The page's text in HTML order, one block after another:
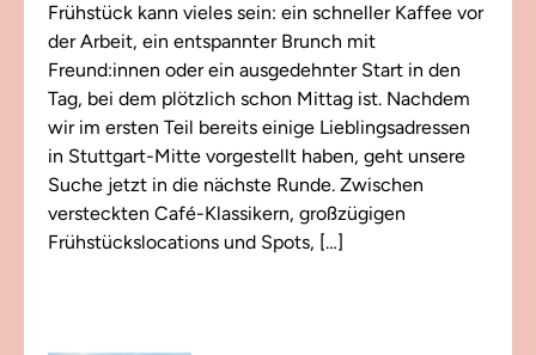
Frühstück kann vieles sein: ein schneller Kaffee vor
der Arbeit, ein entspannter Brunch mit
Freund:innen oder ein ausgedehnter Start in den
Tag, bei dem plötzlich schon Mittag ist. Nachdem
wir im ersten Teil bereits einige Lieblingsadressen
in Stuttgart-Mitte vorgestellt haben, geht unsere
Suche jetzt in die nächste Runde. Zwischen
versteckten Café-Klassikern, großzügigen
Frühstückslocations und Spots, […]